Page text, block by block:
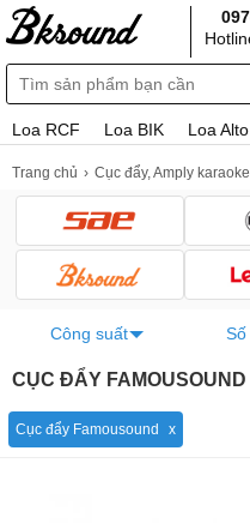
Loa RCF Loa BIK Loa Alto
Trang chủ Cục đẩy, Amply karaoke
Công suất Số
CỤC ĐẨY
Cục đẩy Famousound